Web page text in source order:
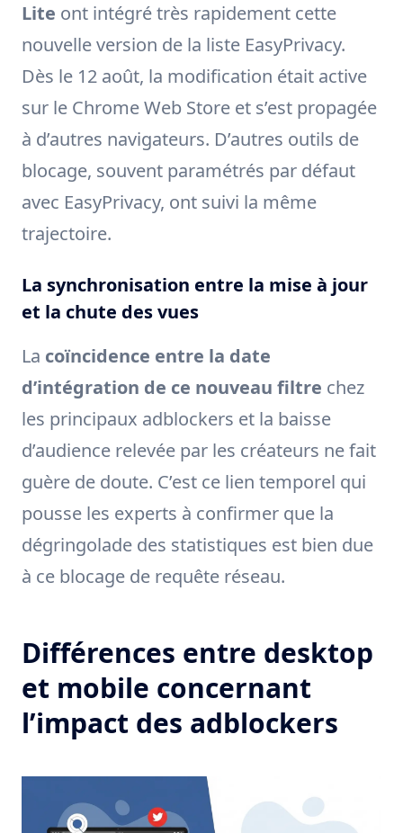
Lite ont intégré très rapidement cette
nouvelle version de la liste EasyPrivacy.
Dès le 12 août, la modification était active
sur le Chrome Web Store et s’est propagée
à d’autres navigateurs. D’autres outils de
blocage, souvent paramétrés par défaut
avec EasyPrivacy, ont suivi la même
trajectoire.
La synchronisation entre la mise à jour
et la chute des vues
La coïncidence entre la date
d’intégration de ce nouveau filtre chez
les principaux adblockers et la baisse
d’audience relevée par les créateurs ne fait
guère de doute. C’est ce lien temporel qui
pousse les experts à confirmer que la
dégringolade des statistiques est bien due
à ce blocage de requête réseau.
Différences entre desktop
et mobile concernant
l’impact des adblockers